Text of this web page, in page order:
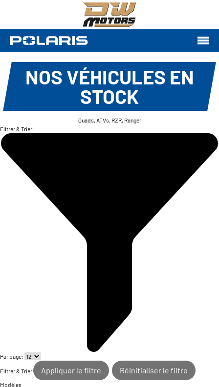
NOS VÉHICULES EN
STOCK
Quads, ATVs, RZR, Ranger
Filtrer & Trier
Par page:
Filtrer & Trier Appliquer le filtre Réinitialiser le filtre
Modèles